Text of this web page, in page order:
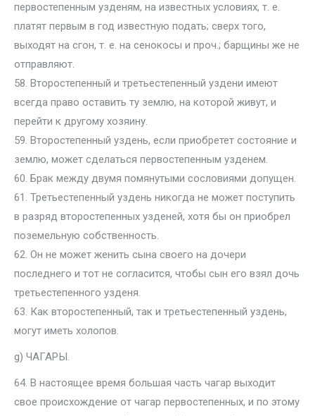
первостепенным узденям, на известных условиях, т. е.
платят первым в год известную подать; сверх того,
выходят на сгон, т. е. на сенокосы и проч.; барщины же не
отправляют.
58. Второстепенный и третьестепенный уздени имеют
всегда право оставить ту землю, на которой живут, и
перейти к другому хозяину.
59. Второстепенный уздень, если приобретет состояние и
землю, может сделаться первостепенным узденем.
60. Брак между двумя помянутыми сословиями допущен.
61. Третьестепенный уздень никогда не может поступить
в разряд второстепенных узденей, хотя бы он приобрел
поземельную собственность.
62. Он не может женить сына своего на дочери
последнего и тот не согласится, чтобы сын его взял дочь
третьестепенного узденя.
63. Как второстепенный, так и третьестепенный уздень,
могут иметь холопов.
g) ЧАГАРЫ.
64. В настоящее время большая часть чагар выходит
свое происхождение от чагар первостепенных, и по этому